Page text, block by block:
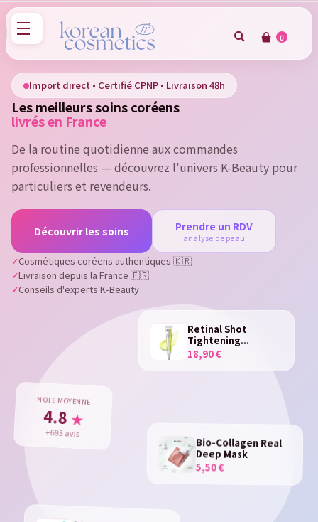
0
Import direct • Certifié CPNP • Livraison 48h
Les meilleurs soins coréens
livrés en France
De la routine quotidienne aux commandes
professionnelles — découvrez l'univers K-Beauty pour
particuliers et revendeurs.
Découvrir les soins Prendre un RDV
analyse de peau
Cosmétiques coréens authentiques 🇰🇷
Livraison depuis la France 🇫🇷
Conseils d'experts K-Beauty
Retinal Shot
Tightening...
18,90 €
Bio-Collagen Real
Deep Mask
5,50 €
NOTE MOYENNE
4.8 ★
+693 avis
Sign in
You need to be logged in to save products in your wish
list.
Cancel